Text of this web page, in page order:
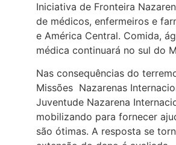
Iniciativa de Fronteira
de médicos, enfermeiros e
e América Central. Comida,
médica continuará no sul do
Nas consequências do
Missões Nazarenas
Juventude Nazarena
mobilizando para fornecer
são ótimas. A resposta se